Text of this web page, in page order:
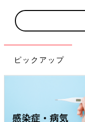
ピックアップ